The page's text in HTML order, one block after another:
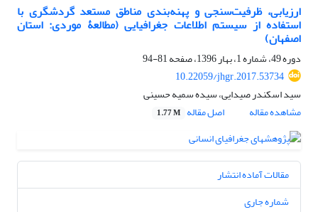
ارزیابی، ظرفیت‌سنجی و پهنه‌بندی مناطق مستعد گردشگری با
استفاده از سیستم اطلاعات جغرافیایی (مطالعۀ موردی: استان
اصفهان)
دوره 49، شماره 1، بهار 1396، صفحه
81-94
10.22059/jhgr.2017.53734
سید اسکندر صیدایی، سیده سمیه حسینی
مشاهده مقاله
اصل مقاله 1.77 M
مقالات آماده انتشار
شماره جاری